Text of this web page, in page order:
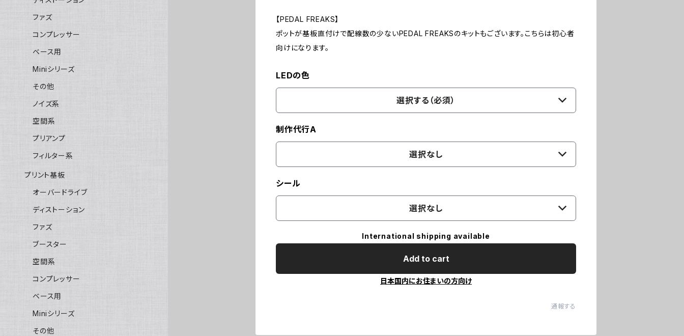
【PEDAL FREAKS】
ポットが基板直付けで配線数の少ないPEDAL FREAKSのキットもございます。こちらは初心者
向けになります。
LEDの色
選択する（必須）
制作代行A
選択なし
シール
選択なし
International shipping available
Add to cart
日本国内にお住まいの方向け
通報する
ファズ
コンプレッサー
ベース用
Miniシリーズ
その他
ノイズ系
空間系
プリアンプ
フィルター系
プリント基板
オーバードライブ
ディストーション
ファズ
ブースター
空間系
コンプレッサー
ベース用
Miniシリーズ
その他